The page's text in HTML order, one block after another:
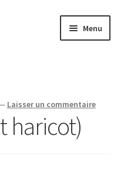
Menu
Laisser un commentaire
haricot)